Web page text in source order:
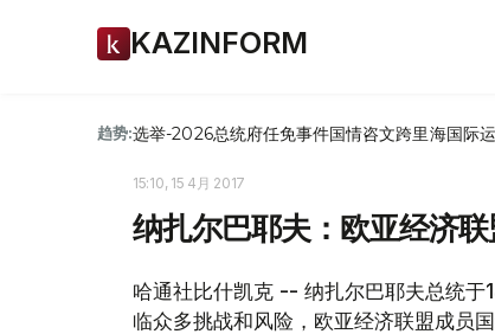
KAZINFORM
趋势:选举-2026总统府任免事件国情咨文跨里海国际
15:10, 15 4月 2017
纳扎尔巴耶夫：欧亚经济
哈通社比什凯克 -- 纳扎尔巴耶夫总统于
临众多挑战和风险，欧亚经济联盟成员